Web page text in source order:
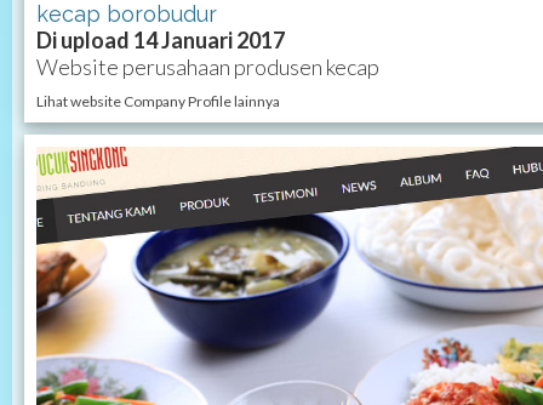
kecap borobudur
Di upload 14 Januari 2017
Website perusahaan produsen kecap
Lihat website Company Profile lainnya